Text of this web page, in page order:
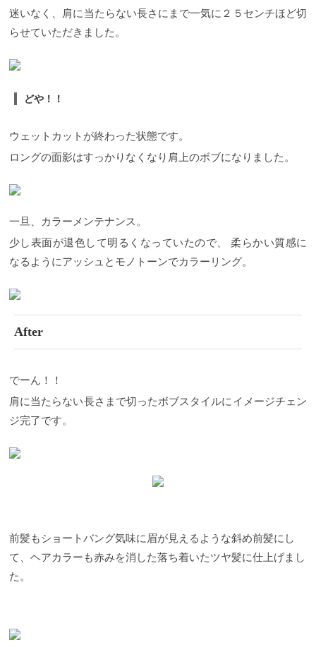
迷いなく、肩に当たらない長さにまで一気に２５センチほど切
らせていただきました。
どや！！
ウェットカットが終わった状態です。
ロングの面影はすっかりなくなり肩上のボブになりました。
一旦、カラーメンテナンス。
少し表面が退色して明るくなっていたので、 柔らかい質感に
なるようにアッシュとモノトーンでカラーリング。
After
でーん！！
肩に当たらない長さまで切ったボブスタイルにイメージチェン
ジ完了です。
前髪もショートバング気味に眉が見えるような斜め前髪にし
て、ヘアカラーも赤みを消した落ち着いたツヤ髪に仕上げまし
た。